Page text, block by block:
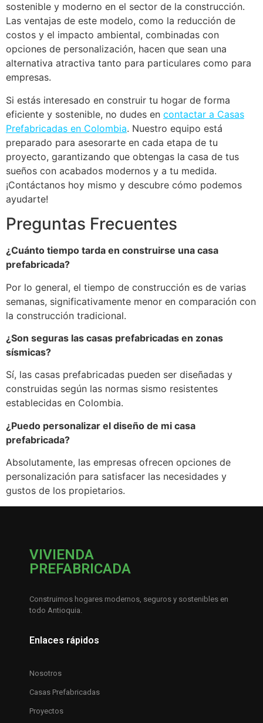
sostenible y moderno en el sector de la construcción.
Las ventajas de este modelo, como la reducción de
costos y el impacto ambiental, combinadas con
opciones de personalización, hacen que sean una
alternativa atractiva tanto para particulares como para
empresas.
Si estás interesado en construir tu hogar de forma
eficiente y sostenible, no dudes en contactar a Casas
Prefabricadas en Colombia. Nuestro equipo está
preparado para asesorarte en cada etapa de tu
proyecto, garantizando que obtengas la casa de tus
sueños con acabados modernos y a tu medida.
¡Contáctanos hoy mismo y descubre cómo podemos
ayudarte!
Preguntas Frecuentes
¿Cuánto tiempo tarda en construirse una casa
prefabricada?
Por lo general, el tiempo de construcción es de varias
semanas, significativamente menor en comparación con
la construcción tradicional.
¿Son seguras las casas prefabricadas en zonas
sísmicas?
Sí, las casas prefabricadas pueden ser diseñadas y
construidas según las normas sismo resistentes
establecidas en Colombia.
¿Puedo personalizar el diseño de mi casa
prefabricada?
Absolutamente, las empresas ofrecen opciones de
personalización para satisfacer las necesidades y
gustos de los propietarios.
VIVIENDA
PREFABRICADA
Construimos hogares modernos, seguros y sostenibles en
todo Antioquia.
Enlaces rápidos
Nosotros
Casas Prefabricadas
Proyectos